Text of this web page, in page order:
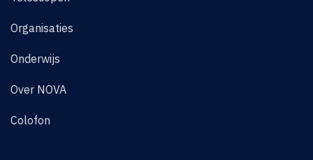
Organisaties
Onderwijs
Over NOVA
Colofon